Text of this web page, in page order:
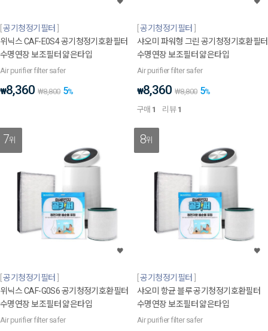
공기청정기필터
위닉스 CAF-E0S4 공기청정기호환필터
수명연장 보조필터 얇은타입
Air purifier filter safer
₩8,360 ₩8,800 5%
공기청정기필터
샤오미 파워형 그린 공기청정기호환필터
수명연장 보조필터 얇은타입
Air purifier filter safer
₩8,360 ₩8,800 5%
구매 1 리뷰 1
7위
공기청정기필터
위닉스 CAF-G0S6 공기청정기호환필터
수명연장 보조필터 얇은타입
Air purifier filter safer
8위
공기청정기필터
샤오미 항균 블루 공기청정기호환필터
수명연장 보조필터 얇은타입
Air purifier filter safer